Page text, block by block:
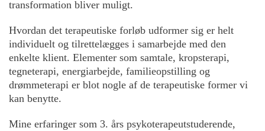
transformation bliver muligt.
Hvordan det terapeutiske forløb udformer sig er helt
individuelt og tilrettelægges i samarbejde med den
enkelte klient. Elementer som samtale, kropsterapi,
tegneterapi, energiarbejde, familieopstilling og
drømmeterapi er blot nogle af de terapeutiske former vi
kan benytte.
Mine erfaringer som 3. års psykoterapeutstuderende,